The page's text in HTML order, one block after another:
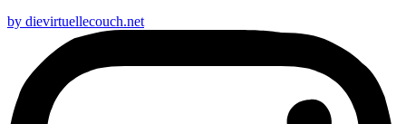
by dievirtuellecouch.net